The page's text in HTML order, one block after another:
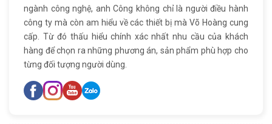
ngành công nghệ, anh Công không chỉ là người điều hành
công ty mà còn am hiểu về các thiết bị mà Võ Hoàng cung
cấp. Từ đó thấu hiểu chính xác nhất nhu cầu của khách
hàng để chọn ra những phương án, sản phẩm phù hợp cho
từng đối tượng người dùng.